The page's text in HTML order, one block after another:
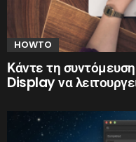
HOWTO
Κάντε τη
Display να